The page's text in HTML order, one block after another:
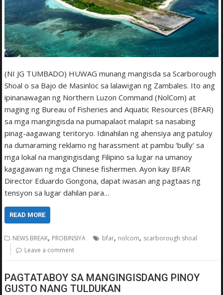
(NI JG TUMBADO) HUWAG munang mangisda sa Scarborough
Shoal o sa Bajo de Masinloc sa lalawigan ng Zambales. Ito ang
ipinanawagan ng Northern Luzon Command (NolCom) at
maging ng Bureau of Fisheries and Aquatic Resources (BFAR)
sa mga mangingisda na pumapalaot malapit sa nasabing
pinag-aagawang teritoryo. Idinahilan ng ahensiya ang patuloy
na dumaraming reklamo ng harassment at pambu ‘bully‘ sa
mga lokal na mangingisdang Filipino sa lugar na umanoy
kagagawan ng mga Chinese fishermen. Ayon kay BFAR
Director Eduardo Gongona, dapat iwasan ang pagtaas ng
tensyon sa lugar dahilan para…
READ MORE
NEWS BREAK, PROBINSIYA bfar, nolcom, scarborough shoal
Leave a comment
PAGTATABOY SA MANGINGISDANG PINOY
GUSTO NANG TULDUKAN